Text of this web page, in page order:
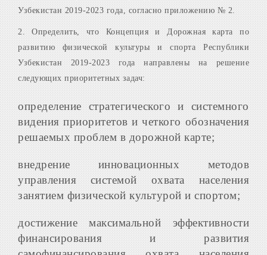
Узбекистан 2019-2023 года, согласно приложению № 2.
2. Определить, что Концепция и Дорожная карта по
развитию физической культуры и спорта Республики
Узбекистан 2019-2023 года направлены на решение
следующих приоритетных задач:
определение стратегического и системного
видения приоритетов и четкого обозначения
решаемых проблем в дорожной карте;
внедрение инновационных методов
управления системой охвата населения
занятием физической культурой и спортом;
достижение максимальной эффективности
финансирования и развития